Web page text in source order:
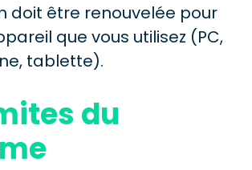
doit être renouvelée pour
que vous utilisez (PC,
tablette).
du